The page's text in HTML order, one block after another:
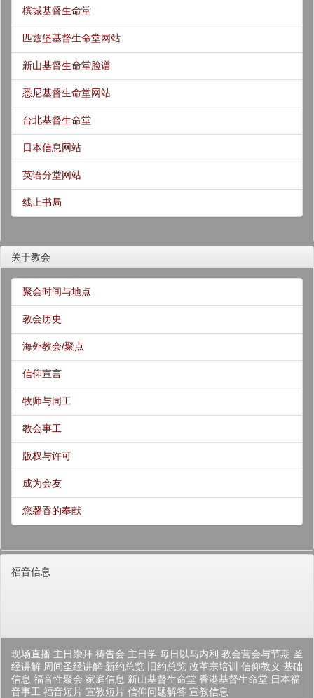
槟城基督生命堂
匹兹堡基督生命堂网站
新山基督生命堂脸谱
悉尼基督生命堂网站
台北基督生命堂
日本信息网站
英语分堂网站
线上书局
关于教会
聚会时间与地点
教会历史
海外教会/聚点
信仰宣言
牧师与同工
教会事工
版权与许可
成为会友
您馨香的奉献
福音信息
现场直播 主日崇拜 祷告会 主日学 每日以马内利 教会营会与节期 圣
经讲解 周间圣经讲解 新约总览 旧约总览 改革宗培训 信仰教义 基础
信息 福音性聚会 家庭信息 新山基督生命堂 香港基督生命堂 日本福
音事工 福音短片 宣教短片 信仰问题解答 宣教信息